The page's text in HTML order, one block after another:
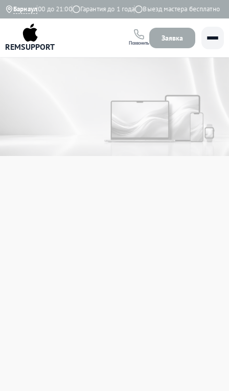
Барнаул
с 9:00 до 21:00 Гарантия до 1 года Выезд мастера бесплатно
REMSUPPORT Позвонить
Заявка